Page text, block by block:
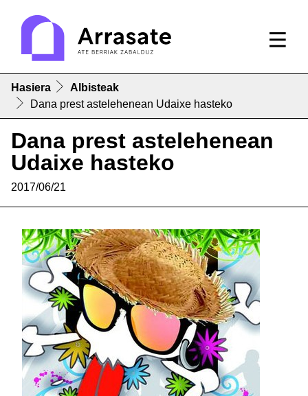
Hasiera
Albisteak
Dana prest astelehenean Udaixe hasteko
Dana prest astelehenean
Udaixe hasteko
2017/06/21